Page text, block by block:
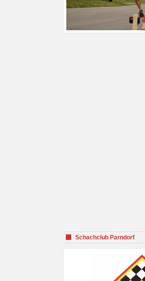
Schachclub Parndorf